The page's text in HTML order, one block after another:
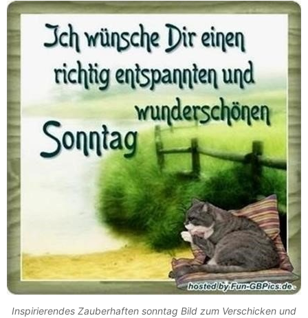
Inspirierendes Zauberhaften sonntag Bild zum Verschicken und